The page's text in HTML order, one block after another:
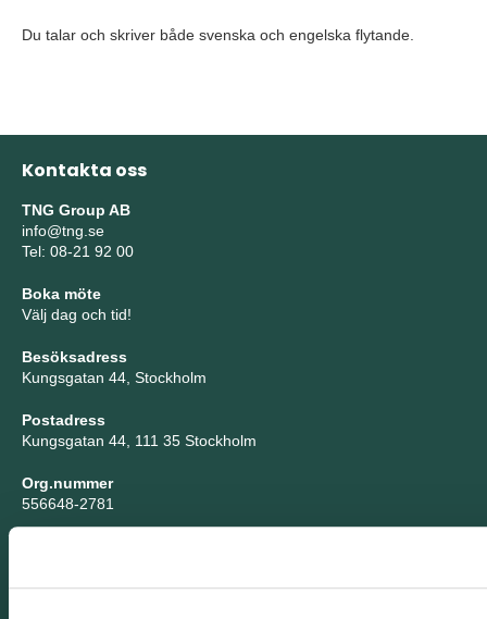
Du talar och skriver både svenska och engelska flytande.
Kontakta oss
TNG Group AB
info@tng.se
Tel: 08-21 92 00
Boka möte
Välj dag och tid!
Besöksadress
Kungsgatan 44, Stockholm
Postadress
Kungsgatan 44, 111 35 Stockholm
Org.nummer
556648-2781
Integritetspolicy